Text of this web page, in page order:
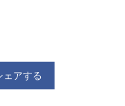
ェアする